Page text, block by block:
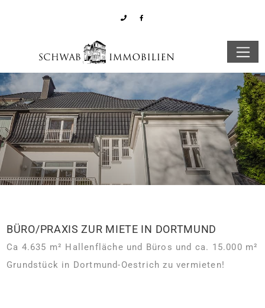
BÜRO/PRAXIS ZUR MIETE IN DORTMUND
Ca 4.635 m² Hallenfläche und Büros und ca. 15.000 m²
Grundstück in Dortmund-Oestrich zu vermieten!